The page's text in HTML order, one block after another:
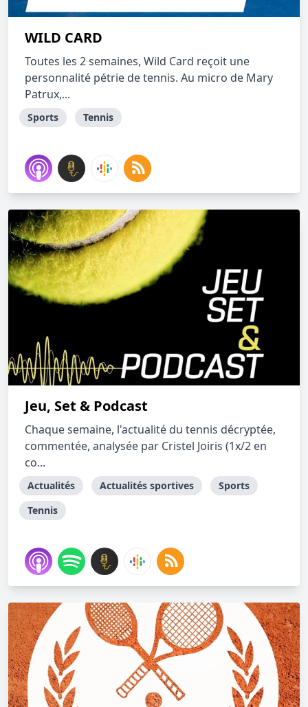
WILD CARD
Toutes les 2 semaines, Wild Card reçoit une
personnalité pétrie de tennis. Au micro de Mary
Patrux,...
Sports Tennis
Jeu, Set & Podcast
Chaque semaine, l'actualité du tennis décryptée,
commentée, analysée par Cristel Joiris (1x/2 en
co...
Actualités Actualités sportives
Sports
Tennis